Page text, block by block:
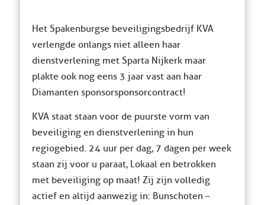
Het Spakenburgse beveiligingsbedrijf KVA
verlengde onlangs niet alleen haar
dienstverlening met Sparta Nijkerk maar
plakte ook nog eens 3 jaar vast aan haar
Diamanten sponsorsponsorcontract!
KVA staat staan voor de puurste vorm van
beveiliging en dienstverlening in hun
regiogebied. 24 uur per dag, 7 dagen per week
staan zij voor u paraat, Lokaal en betrokken
met beveiliging op maat! Zij zijn volledig
actief en altijd aanwezig in: Bunschoten –